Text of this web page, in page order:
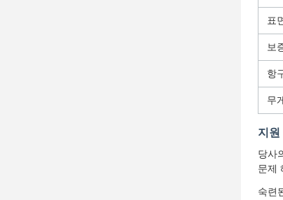
표
보
항
무
지원
당사
문제
숙련